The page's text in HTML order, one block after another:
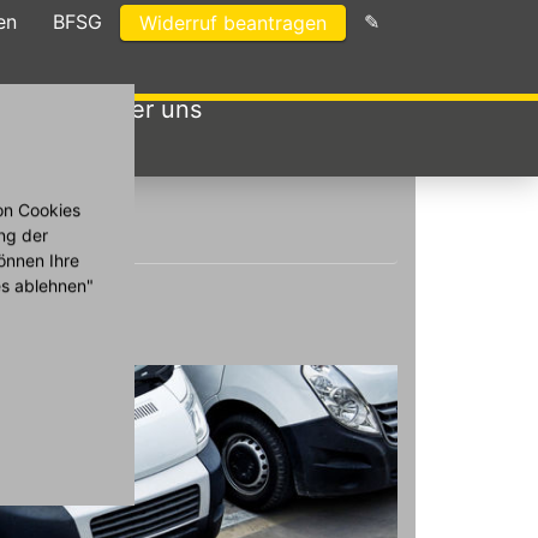
Cookies
der
Ihre
ablehnen"
Über uns
BFSG Widerruf beantragen ✎